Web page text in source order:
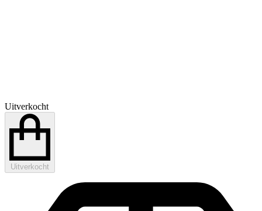
Uitverkocht
Uitverkocht